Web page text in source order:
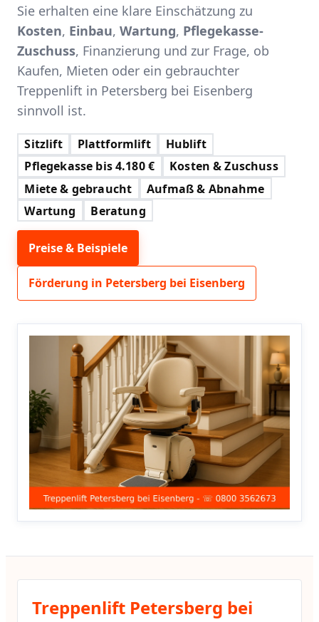
Sie erhalten eine klare Einschätzung zu
Kosten, Einbau, Wartung, Pflegekasse-
Zuschuss, Finanzierung und zur Frage, ob
Kaufen, Mieten oder ein gebrauchter
Treppenlift in Petersberg bei Eisenberg
sinnvoll ist.
Sitzlift Plattformlift
Hublift
Pflegekasse bis 4.180 €
Kosten & Zuschuss
Miete & gebraucht
Aufmaß & Abnahme
Wartung
Beratung
Preise & Beispiele
Förderung in Petersberg bei Eisenberg
Treppenlift Petersberg bei